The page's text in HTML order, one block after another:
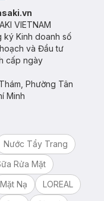
VIETNAM
ký Kinh doanh số
và Đầu tư
cấp ngày
Phường Tân
Minh
Nước Tẩy Trang
Rửa Mặt
Mặt Nạ
LOREAL